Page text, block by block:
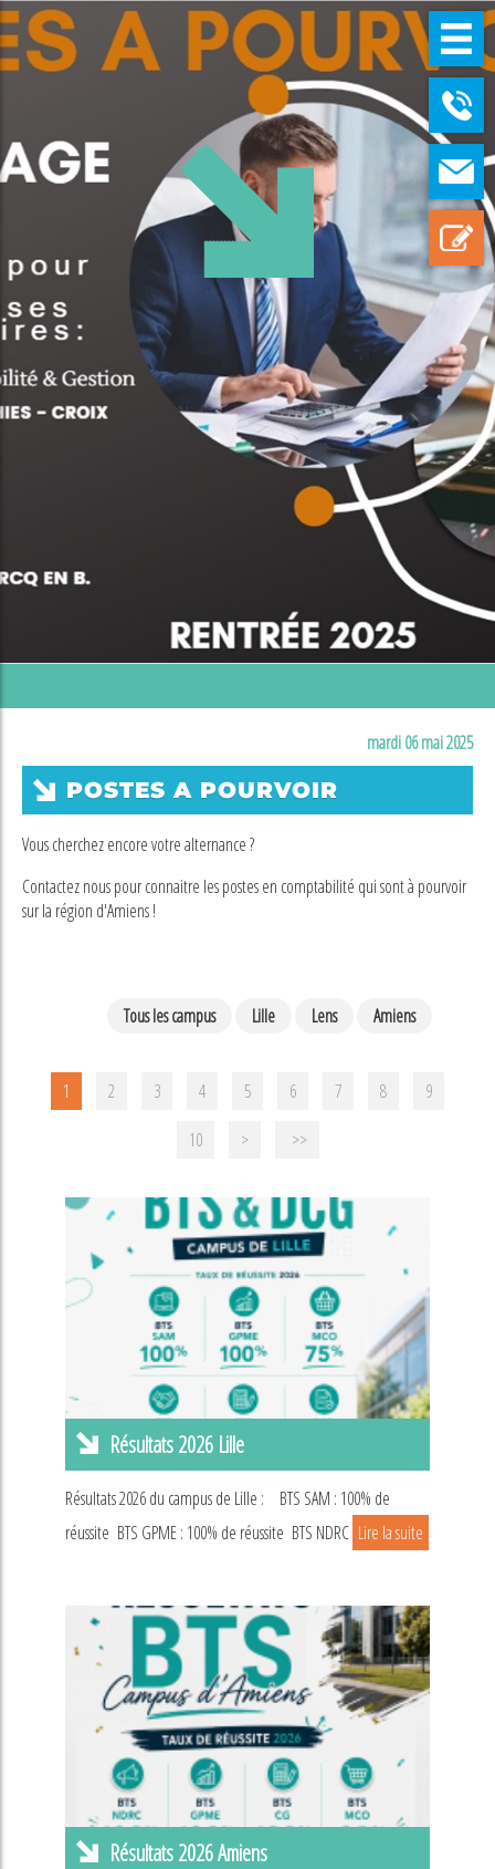
mardi 06 mai 2025
POSTES A POURVOIR
Vous cherchez encore votre alternance ?
Contactez nous pour connaitre les postes en comptabilité qui sont à pourvoir
sur la région d'Amiens !
Tous les campus Lille Lens Amiens
1 2 3 4 5 6 7 8
9
10
> >>
Résultats 2026 Lille
Résultats 2026 du campus de Lille : BTS SAM : 100% de
réussite BTS GPME : 100% de réussite BTS NDRC Lire la suite
Résultats 2026 Amiens